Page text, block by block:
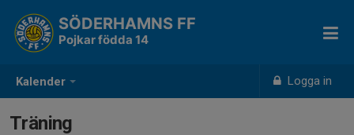
Kalender Logga in
SÖDERHAMNS FF
Pojkar födda 14
Träning